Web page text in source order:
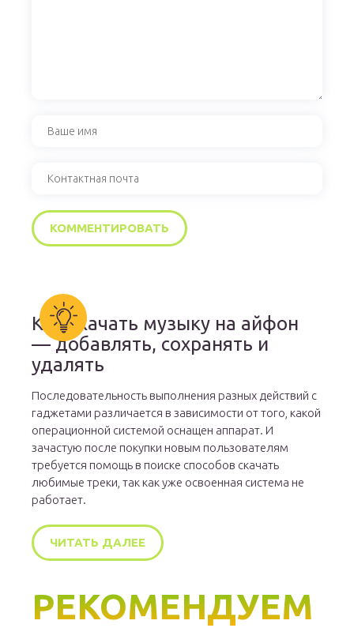
Как скачать музыку на айфон
— добавлять, сохранять и
удалять
Последовательность выполнения разных действий с
гаджетами различается в зависимости от того, какой
операционной системой оснащен аппарат. И
зачастую после покупки новым пользователям
требуется помощь в поиске способов скачать
любимые треки, так как уже освоенная система не
работает.
ЧИТАТЬ ДАЛЕЕ
РЕКОМЕНДУЕМ